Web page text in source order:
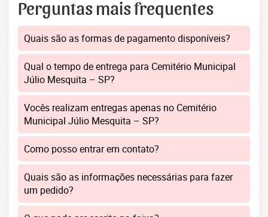
Perguntas mais frequentes
Quais são as formas de pagamento disponíveis?
Qual o tempo de entrega para Cemitério Municipal
Júlio Mesquita – SP?
Vocês realizam entregas apenas no Cemitério
Municipal Júlio Mesquita – SP?
Como posso entrar em contato?
Quais são as informações necessárias para fazer
um pedido?